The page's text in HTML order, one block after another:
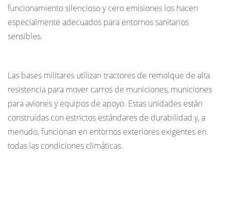
funcionamiento silencioso y cero emisiones los hacen
especialmente adecuados para entornos sanitarios
sensibles.
Las bases militares utilizan tractores de remolque de alta
resistencia para mover carros de municiones, municiones
para aviones y equipos de apoyo. Estas unidades están
construidas con estrictos estándares de durabilidad y, a
menudo, funcionan en entornos exteriores exigentes en
todas las condiciones climáticas.